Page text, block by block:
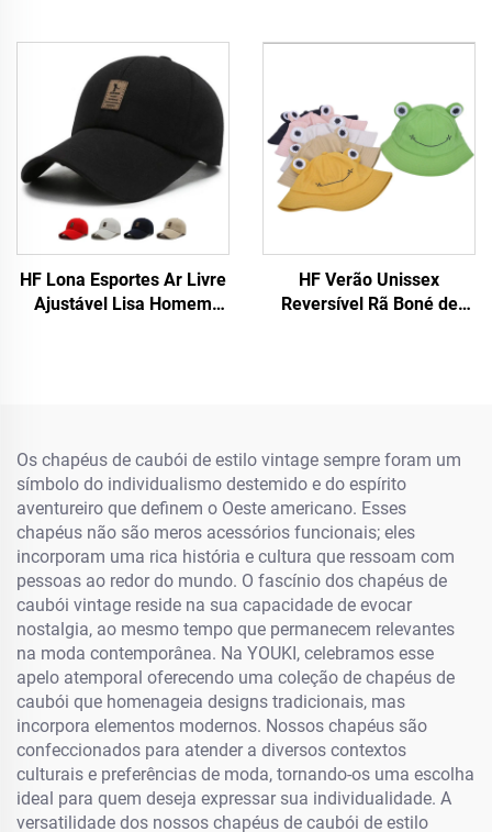
HF Lona Esportes Ar Livre
Ajustável Lisa Homem
HF Verão Unissex
Reversível Rã Boné de
Os chapéus de caubói de estilo vintage sempre foram um
símbolo do individualismo destemido e do espírito
aventureiro que definem o Oeste americano. Esses
chapéus não são meros acessórios funcionais; eles
incorporam uma rica história e cultura que ressoam com
pessoas ao redor do mundo. O fascínio dos chapéus de
caubói vintage reside na sua capacidade de evocar
nostalgia, ao mesmo tempo que permanecem relevantes
na moda contemporânea. Na YOUKI, celebramos esse
apelo atemporal oferecendo uma coleção de chapéus de
caubói que homenageia designs tradicionais, mas
incorpora elementos modernos. Nossos chapéus são
confeccionados para atender a diversos contextos
culturais e preferências de moda, tornando-os uma escolha
ideal para quem deseja expressar sua individualidade. A
versatilidade dos nossos chapéus de caubói de estilo